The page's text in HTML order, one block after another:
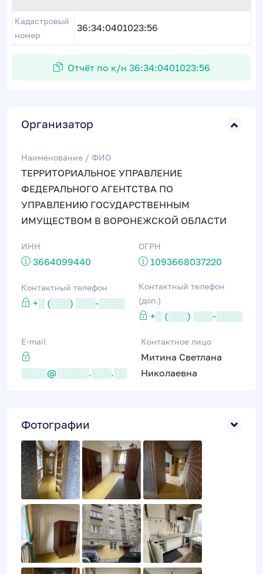
Кадастровый
номер
36:34:0401023:56
Отчёт по к/н 36:34:0401023:56
Организатор
Наименование / ФИО
ТЕРРИТОРИАЛЬНОЕ УПРАВЛЕНИЕ
ФЕДЕРАЛЬНОГО АГЕНТСТВА ПО
УПРАВЛЕНИЮ ГОСУДАРСТВЕННЫМ
ИМУЩЕСТВОМ В ВОРОНЕЖСКОЙ ОБЛАСТИ
ИНН
3664099440
ОГРН
1093668037220
Контактный телефон
+░ (░░░) ░░░-░░░░
Контактный телефон
(доп.)
+░ (░░░) ░░░-░░░░
E-mail
░░░░@░░░░░.░░░.░░
Контактное лицо
Митина Светлана
Николаевна
Фотографии